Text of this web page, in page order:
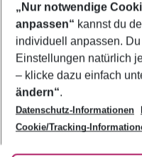
Footer
Footer navigation
Über uns
AGB
Bestpreisgarantie
Cookie-Einstellungen
Cookie-Richtlinie
Agenturbetreuung
Barrierefreies Reisen
Folge uns
„Nur notwendige
anpassen“ kannst du
individuell anpassen.
Einstellungen natürlich
– klicke dazu einfach
ändern“.
Datenschutz-Informationen
Cookie/Tracking-